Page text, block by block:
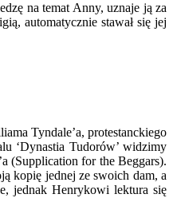
na temat Anny, uznaje ją za
automatycznie stawał się jej
Tyndale’a, protestanckiego
‘Dynastia Tudorów’ widzimy
(Supplication for the Beggars).
kopię jednej ze swoich dam, a
jednak Henrykowi lektura się